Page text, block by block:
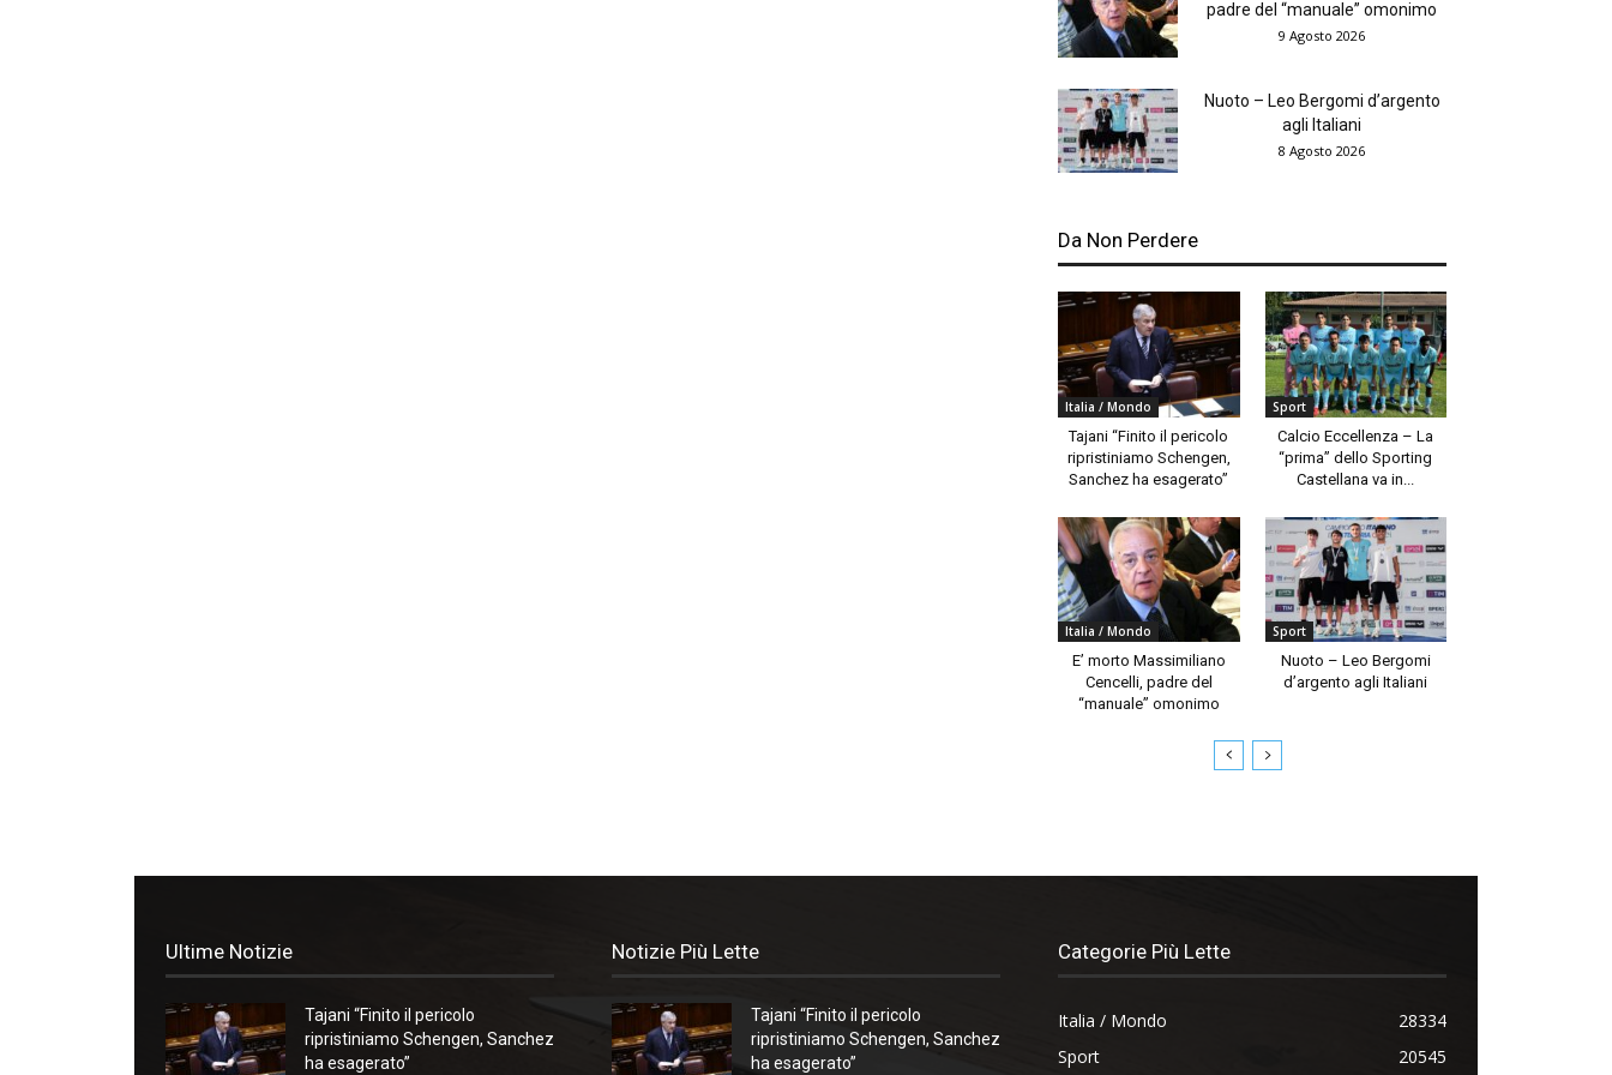
padre del “manuale” omonimo
9 Agosto 2026
Nuoto – Leo Bergomi d’argento
agli Italiani
8 Agosto 2026
Da Non Perdere
Italia / Mondo
Tajani “Finito il pericolo
ripristiniamo Schengen,
Sanchez ha esagerato”
Sport
Calcio Eccellenza – La
“prima” dello Sporting
Castellana va in...
Italia / Mondo
E’ morto Massimiliano
Cencelli, padre del
“manuale” omonimo
Sport
Nuoto – Leo Bergomi
d’argento agli Italiani
Ultime Notizie
Tajani “Finito il pericolo
ripristiniamo Schengen, Sanchez
ha esagerato”
Notizie Più Lette
Tajani “Finito il pericolo
ripristiniamo Schengen, Sanchez
ha esagerato”
Categorie Più Lette
Italia / Mondo
28334
Sport
20545